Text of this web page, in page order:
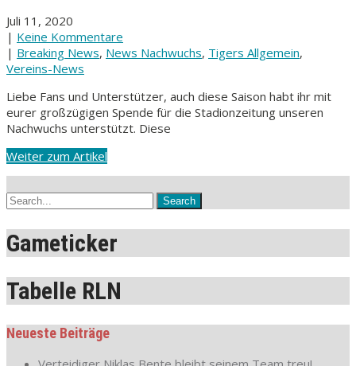
Juli 11, 2020
| Keine Kommentare
| Breaking News, News Nachwuchs, Tigers Allgemein,
Vereins-News
Liebe Fans und Unterstützer, auch diese Saison habt ihr mit
eurer großzügigen Spende für die Stadionzeitung unseren
Nachwuchs unterstützt. Diese
Weiter zum Artikel
Gameticker
Tabelle RLN
Neueste Beiträge